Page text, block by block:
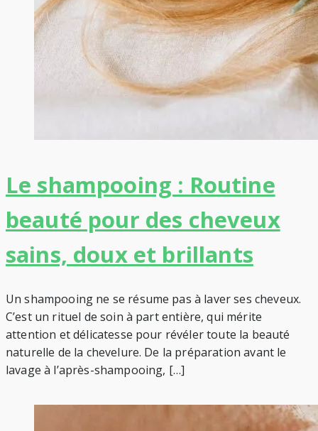
Le shampooing : Routine
beauté pour des cheveux
sains, doux et brillants
Un shampooing ne se résume pas à laver ses cheveux.
C’est un rituel de soin à part entière, qui mérite
attention et délicatesse pour révéler toute la beauté
naturelle de la chevelure. De la préparation avant le
lavage à l’après-shampooing, […]